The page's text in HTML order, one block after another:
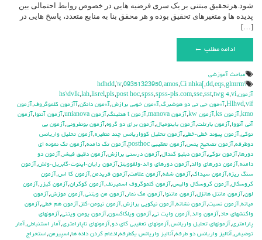
شود.هرتحقیق مبتنی بر یک سری فرضیه هایی در خصوص روابط احتمالی بین
پدیده ها و متغیرهای تحقیق بوده و هر محقق بنا به منابع متعدد، پاسخ هایی در
[…]
ادامه مطلب ←
مباحث آموزشي
\hdhdd
,\v,09351323950,amos,Ci nhka[ ,dd,eqs,glmrm
آزمون,
hs\dvlk,lah,lisrel,pls,post hoc,spss,spss-pls.com,sse,sst,twg 4,vi
Hlhvd,vif
,آ»مون جي تي دو هوشبرگ,آ»مون خوبي برازش,آ»مون دانكن,آآزمون كلموگروف,آزمون
kmo
,آزمون ks ,آزمون kw ,آزمون manova ,آزمون t هتلينگ ,آزمون unianova ,آزمون آننوا,آزمون
آني آنووا,آزمون بارتلت,آزمون باينوميال,آزمون براي دو گروه,آزمون بونفروني,آزمون بي
توكي,آزمون پيوند خطي-خطي,آزمون تحليل كوواريانس چند متغيره,آزمون تحليل واريانس
دوطرفه,آزمون تصحيح يتس,آزمون تعقيبي posthoc ,آزمون تك دامنه,آزمون تك نمونه اي
دورها,آزمون توكي,آزمون دبليو كندال,آزمون درستي برازش,آزمون دقيق فيشر ,آزمون دو
دامنه,آزمون دورهاي والد,آزمون دورهاي والد-ولفوويتز ,آزمون رايان-اينوت-گابريل-ولش,آزمون
سنگ ريزه,آزمون سيداك,آزمون شفه,آزمون علامت,آزمون فريدمن,آزمون كا اس,آزمون
كروسكال,آزمون كروسكال واليس,آزمون كلموگروف اسميرنف,آزمون كوكران,آزمون كيزر ,آزمون
لون,آزمون مانتل هانزل,آزمون ماننوا,آزمون مك نمار ,آزمون من ويتني,آزمون موزش,آزمون
ميانه,آزمون نسبت,آزمون نشانه,آزمون نيكويي برازش,آزمون نيومن-كلز ,آزمون هم خطي,آزمون
واكنشهاي حاد,آزمون والد,آزمون وايت ني,آزمون ويلكاكسون,آزمون يومن ويتني,آزمونهاي
پارامتري,آزمونهاي تحليل واريانس,آزمونهاي تعقيبي كاي دو,آزمونهاي ناپارامتري,آمار استنباطي,آمار
توضيفي,آناليز واريانس دو طرفه,آناليز واريانس يکطرفه,ادغام كردن داده ها,اسپيرمن,استخراج